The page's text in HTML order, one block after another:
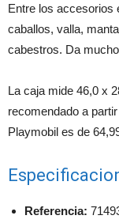
Entre los accesorios
caballos, valla,
cabestros. Da
La caja mide 46,0 x
recomendado a
Playmobil es de
Referencia: